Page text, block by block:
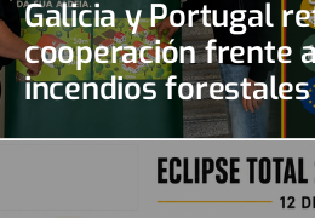
Galicia y Portugal
cooperación frente
incendios forestales